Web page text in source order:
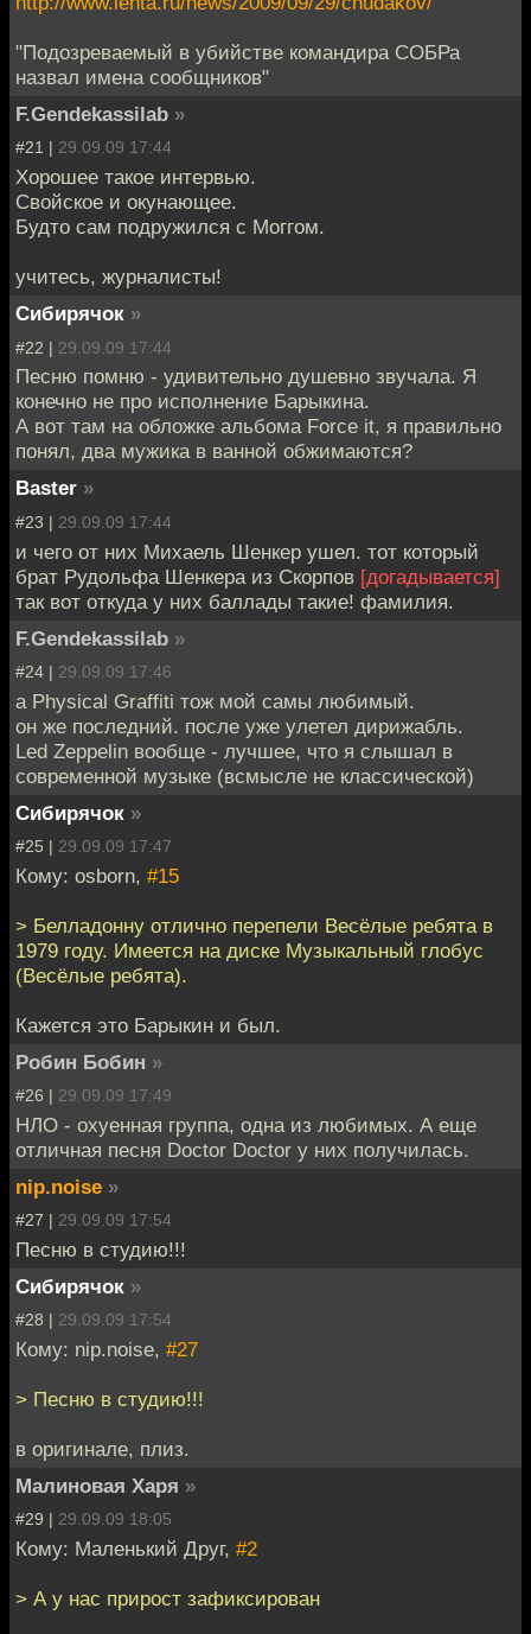
"Подозреваемый в убийстве командира СОБРа
назвал имена сообщников"
F.Gendekassilab »
#21 | 29.09.09 17:44
Хорошее такое интервью.
Свойское и окунающее.
Будто сам подружился с Моггом.
учитесь, журналисты!
Сибирячок »
#22 | 29.09.09 17:44
Песню помню - удивительно душевно звучала. Я
конечно не про исполнение Барыкина.
А вот там на обложке альбома Force it, я правильно
понял, два мужика в ванной обжимаются?
Baster »
#23 | 29.09.09 17:44
и чего от них Михаель Шенкер ушел. тот который
брат Рудольфа Шенкера из Скорпов [догадывается]
так вот откуда у них баллады такие! фамилия.
F.Gendekassilab »
#24 | 29.09.09 17:46
а Physical Graffiti тож мой самы любимый.
он же последний. после уже улетел дирижабль.
Led Zeppelin вообще - лучшее, что я слышал в
современной музыке (всмысле не классической)
Сибирячок »
#25 | 29.09.09 17:47
Кому: osborn, #15
> Белладонну отлично перепели Весёлые ребята в
1979 году. Имеется на диске Музыкальный глобус
(Весёлые ребята).
Кажется это Барыкин и был.
Робин Бобин »
#26 | 29.09.09 17:49
НЛО - охуенная группа, одна из любимых. А еще
отличная песня Doctor Doctor у них получилась.
nip.noise »
#27 | 29.09.09 17:54
Песню в студию!!!
Сибирячок »
#28 | 29.09.09 17:54
Кому: nip.noise, #27
> Песню в студию!!!
в оригинале, плиз.
Малиновая Харя »
#29 | 29.09.09 18:05
Кому: Маленький Друг, #2
> А у нас прирост зафиксирован